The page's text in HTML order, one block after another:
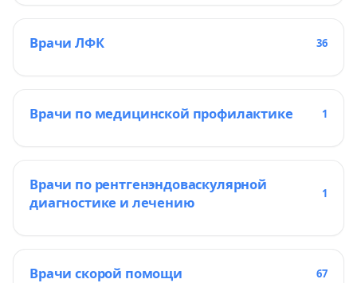
Врачи ЛФК 36
Врачи по медицинской профилактике 1
Врачи по рентгенэндоваскулярной
диагностике и лечению
1
Врачи скорой помощи 67